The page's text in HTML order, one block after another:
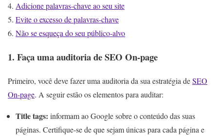
Adicione palavras-chave ao seu site
Evite o excesso de palavras-chave
Não se esqueça do seu público-alvo
1. Faça uma auditoria de SEO On-page
Primeiro, você deve fazer uma auditoria da sua estratégia deSEO
On-page. A seguir estão os elementos para auditar:
Title tags: informam ao Google sobre o conteúdo das suas
páginas. Certifique-se de que sejam únicas para cada página e